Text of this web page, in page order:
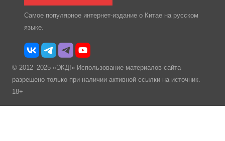
Самое популярное интернет-издание о Китае на русском
языке.
© 2012–2025 «ЭКД!» Использование материалов сайта
разрешено только при наличии активной ссылки на источник.
18+